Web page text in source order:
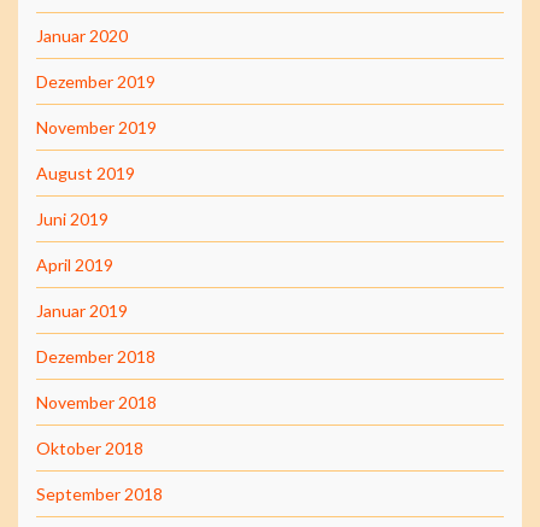
Januar 2020
Dezember 2019
November 2019
August 2019
Juni 2019
April 2019
Januar 2019
Dezember 2018
November 2018
Oktober 2018
September 2018